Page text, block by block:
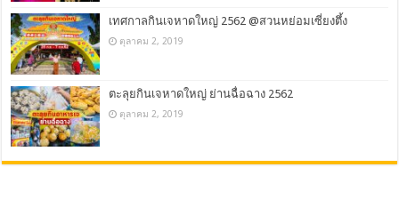
เทศกาลกินเจหาดใหญ่ 2562 @สวนหย่อมเซี่ยงตึ้ง
ตุลาคม 2, 2019
ตะลุยกินเจหาดใหญ่ ย่านฉื่อฉาง 2562
ตุลาคม 2, 2019